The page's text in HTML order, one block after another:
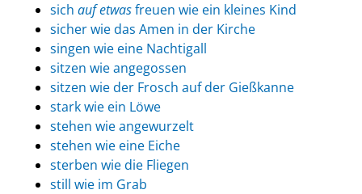
sich auf etwasfreuen wie ein kleines Kind
sicher wie das Amen in der Kirche
singen wie eine Nachtigall
sitzen wie angegossen
sitzen wie der Frosch auf der Gießkanne
stark wie ein Löwe
stehen wie angewurzelt
stehen wie eine Eiche
sterben wie die Fliegen
still wie im Grab